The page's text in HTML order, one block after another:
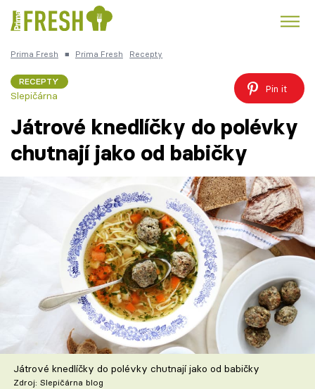
Česká kuchyně
TV Program
Škola vaření
Recepty z TV
Prima Fresh ■ Prima Fresh Recepty
RECEPTY
Slepičárna
Pin it
Játrové knedlíčky do polévky
chutnají jako od babičky
Játrové knedlíčky do polévky chutnají jako od babičky
Zdroj: Slepičárna blog